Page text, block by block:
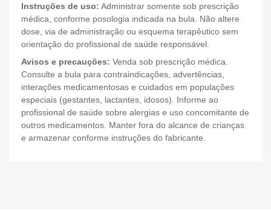
Instruções de uso: Administrar somente sob prescrição
médica, conforme posologia indicada na bula. Não altere
dose, via de administração ou esquema terapêutico sem
orientação do profissional de saúde responsável.
Avisos e precauções: Venda sob prescrição médica.
Consulte a bula para contraindicações, advertências,
interações medicamentosas e cuidados em populações
especiais (gestantes, lactantes, idosos). Informe ao
profissional de saúde sobre alergias e uso concomitante de
outros medicamentos. Manter fora do alcance de crianças
e armazenar conforme instruções do fabricante.